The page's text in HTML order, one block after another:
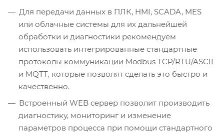
Для передачи данных в ПЛК, HMI, SCADA, MES
или облачные системы для их дальнейшей
обработки и диагностики рекомендуем
использовать интегрированные стандартные
протоколы коммуникации Modbus TCP/RTU/ASCII
и MQTT, которые позволят сделать это быстро и
качественно.
Встроенный WEB сервер позволит производить
диагностику, мониторинг и изменение
параметров процесса при помощи стандартного